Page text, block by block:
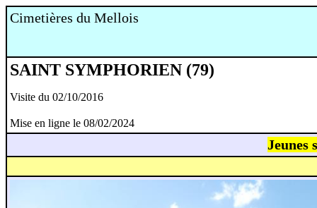
Cimetières du Mellois
SAINT SYMPHORIEN (79)
Visite du 02/10/2016
Mise en ligne le 08/02/2024
Jeunes